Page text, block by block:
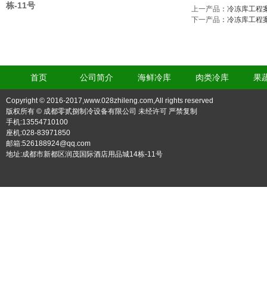
栋-11号
上一产品 ： 冷冻库工程
下一产品 ： 冷冻库工程
首页 公司简介 海鲜冷库 肉类冷库 果
Copyright © 2016-2017,www.028zhileng.com,All rights reserved
版权所有 © 成都零贰捌制冷设备有限公司 未经许可 严禁复制
手机:13554710100
座机:028-83971850
邮箱:526188924@qq.com
地址:成都市新都区润茂国际酒店用品城14栋-11号